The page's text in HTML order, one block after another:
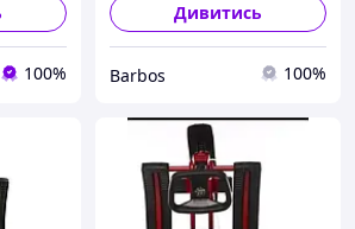
100%
Дивитись
Barbos 100%